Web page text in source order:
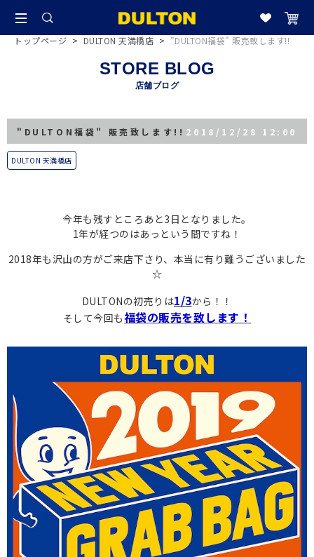
トップページ > DULTON 天満橋店 > "DULTON福袋" 販売致します!!
STORE BLOG
店舗ブログ
"DULTON福袋" 販売致します!! 2018/12/28 12:00
DULTON 天満橋店
今年も残すところあと3日となりました。
1年が経つのはあっという間ですね！
2018年も沢山の方がご来店下さり、本当に有り難うございました
☆
DULTONの初売りは1/3から！！
そして今回も福袋の販売を致します！